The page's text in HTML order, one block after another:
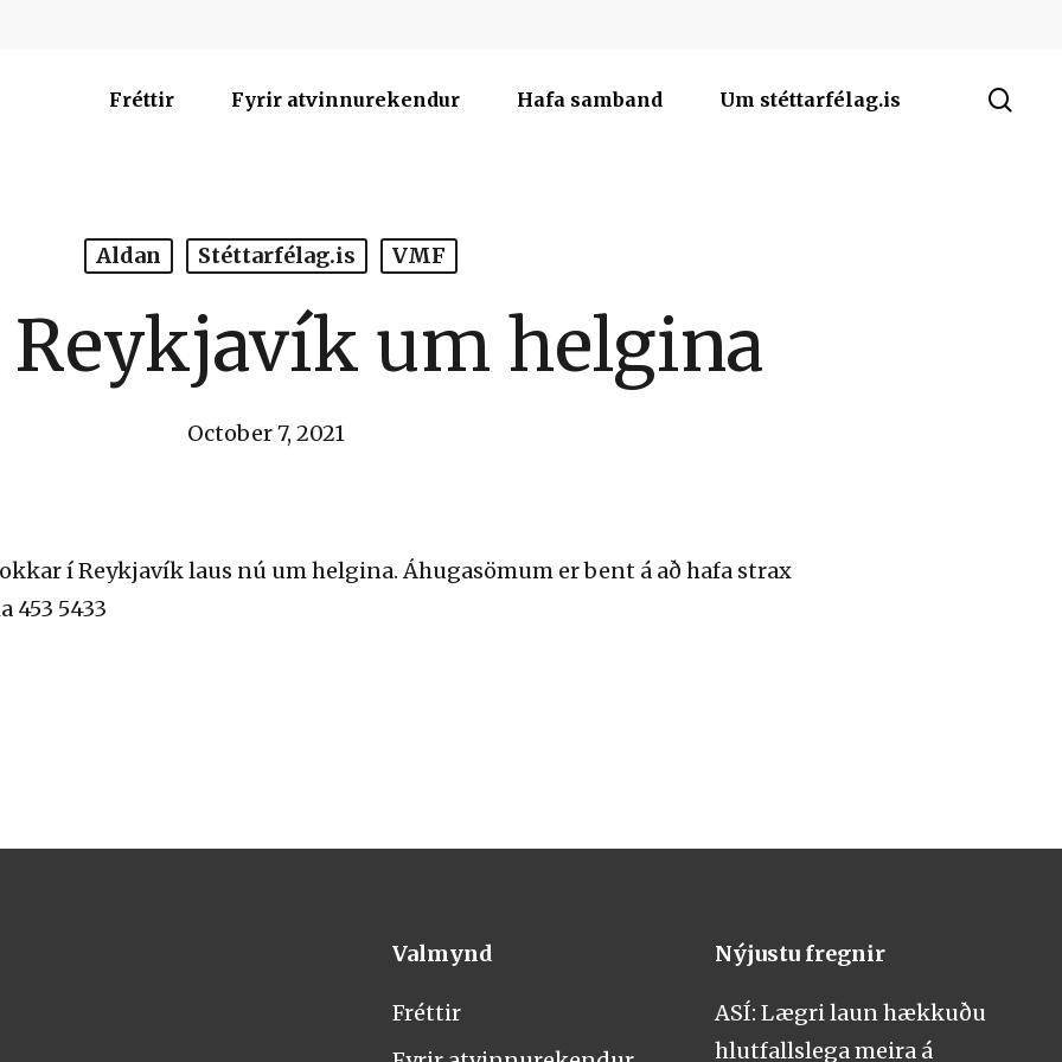
Fréttir Fyrir atvinnurekendur Hafa samband Um stéttarfélag.is
Aldan Stéttarfélag.is VMF
Reykjavík um helgina
October 7, 2021
í Reykjavík laus nú um helgina. Áhugasömum er bent á að hafa strax
453 5433
Valmynd
Fréttir
Nýjustu fregnir
ASÍ: Lægri laun hækkuðu
hlutfallslega meira á